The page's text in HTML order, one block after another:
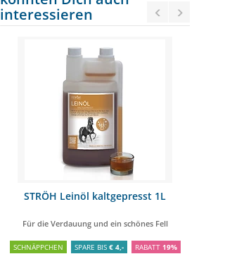
interessieren
STRÖH Leinöl kaltgepresst 1L
Für die Verdauung und ein schönes Fell
SCHNÄPPCHEN SPARE BIS € 4,- RABATT 19%